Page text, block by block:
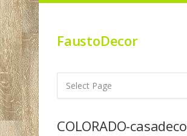
FaustoDecor
COLORADO-